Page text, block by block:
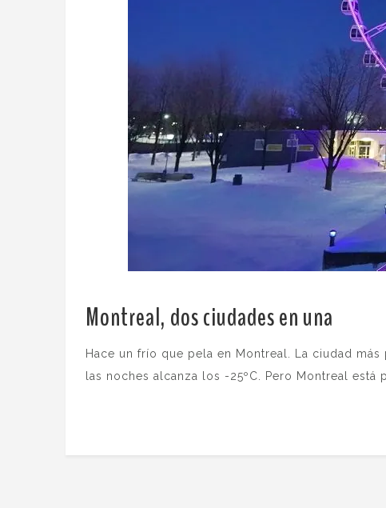
Montreal, dos ciudades en una
Hace un frío que pela en Montreal. La ciudad
las noches alcanza los -25ºC. Pero Montreal